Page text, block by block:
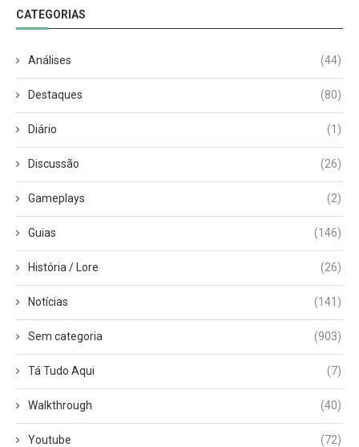
CATEGORIAS
Análises (44)
Destaques (80)
Diário (1)
Discussão (26)
Gameplays (2)
Guias (146)
História / Lore (26)
Notícias (141)
Sem categoria (903)
Tá Tudo Aqui (7)
Walkthrough (40)
Youtube (72)